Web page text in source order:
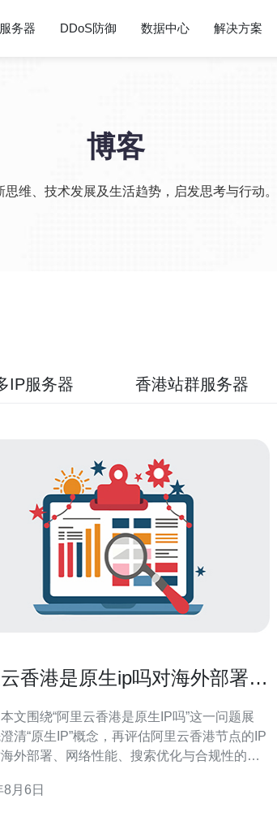
务器 DDoS防御 数据中心 解决方案
博客
思维、技术发展及生活趋势，启发思考与行动。
IP服务器 香港站群服务器
香港是原生ip吗对海外部署和
文围绕“阿里云香港是原生IP吗”这一问题展
清“原生IP”概念，再评估阿里云香港节点的IP
外部署、网络性能、搜索优化与合规性的影
原生IP”及其判断标准 原生IP通常指由当地运营
月6日